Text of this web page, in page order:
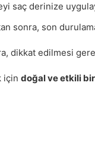
saç derinize
sonra, son
dikkat edilmesi
için doğal ve etkili